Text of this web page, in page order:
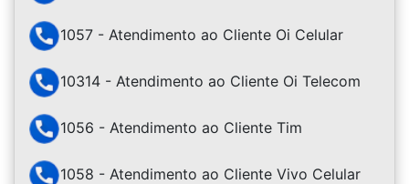
1057 - Atendimento ao Cliente Oi Celular
10314 - Atendimento ao Cliente Oi Telecom
1056 - Atendimento ao Cliente Tim
1058 - Atendimento ao Cliente Vivo Celular